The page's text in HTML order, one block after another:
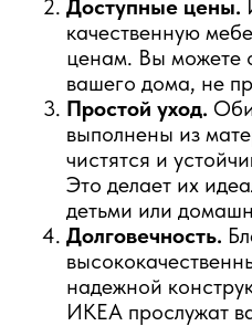
Доступные цены.
качественную
ценам. Вы можете
вашего дома, не
Простой уход.
выполнены из
чистятся и
Это делает их
детьми или
Долговечность.
надежной
ИКЕА прослужат